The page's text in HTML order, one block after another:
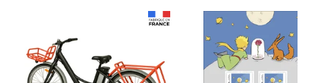
Prix 6,25€ HT